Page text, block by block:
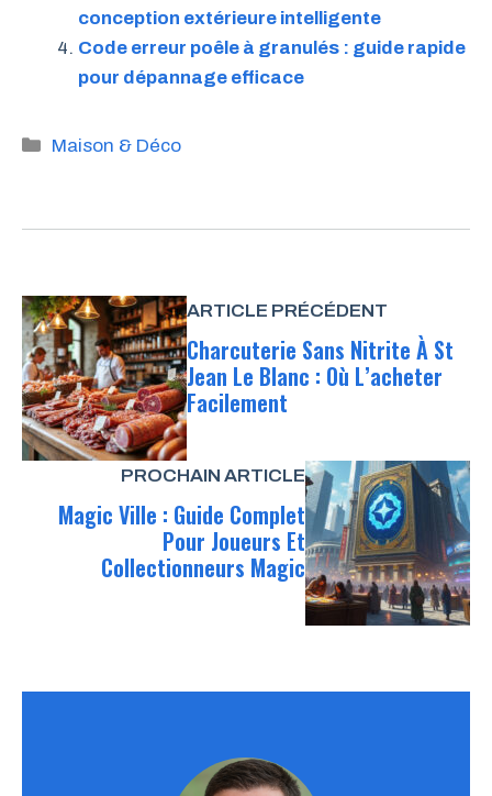
conception extérieure intelligente
Code erreur poêle à granulés : guide rapide
pour dépannage efficace
Catégories
Maison & Déco
ARTICLE PRÉCÉDENT
Charcuterie Sans Nitrite À St
Jean Le Blanc : Où L’acheter
Facilement
PROCHAIN ARTICLE
Magic Ville : Guide Complet
Pour Joueurs Et
Collectionneurs Magic